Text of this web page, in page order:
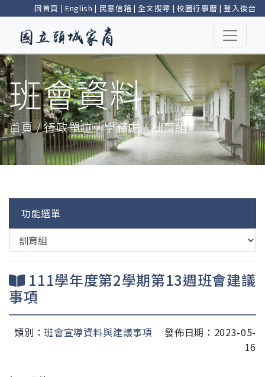
回首頁 | English | 民意信箱 |全文搜尋 | 校園行事曆 |登入後台
班會資料
首頁 / 行政單位 / 學務處 / 訓育組
功能選單
111學年度第2學期第13週班會建議
事項
類別： 班會宣導資料與建議事項
發佈日期：2023-05-
16